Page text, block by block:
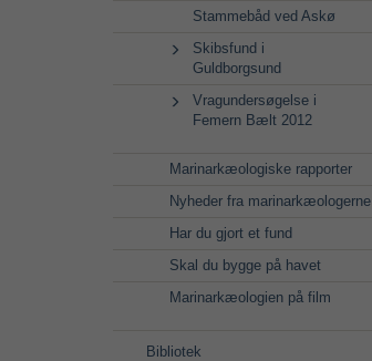
Stammebåd ved Askø
Skibsfund i
Guldborgsund
Vragundersøgelse i
Femern Bælt 2012
Marinarkæologiske rapporter
Nyheder fra marinarkæologerne
Har du gjort et fund
Skal du bygge på havet
Marinarkæologien på film
Bibliotek